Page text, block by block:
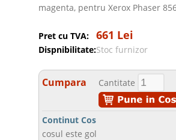
magenta, pentru Xerox Phaser
Pret cu TVA: 661 Lei
Dispnibilitate:Stoc furnizor
Cumpara Cantitate
Continut Cos
cosul este gol